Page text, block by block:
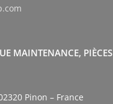
MAINTENANCE, PIÈCES
Pinon – France